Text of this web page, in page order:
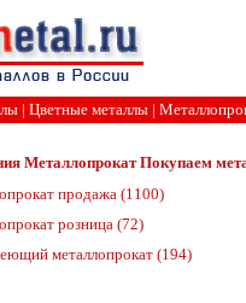
| Цветные металлы |
Металлопрокат Покупаем
продажа (1100)
розница (72)
металлопрокат (194)